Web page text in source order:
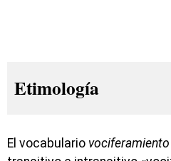
Etimología
El vocabulario vociferamiento